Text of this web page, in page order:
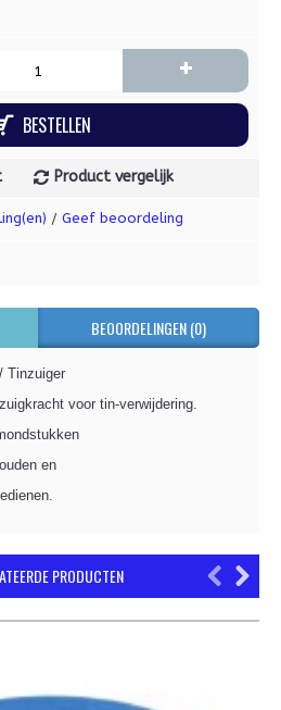
+
BESTELLEN
Product vergelijk
/ Geef beoordeling
BEOORDELINGEN (0)
Tinzuiger
voor tin-verwijdering.
en
PRODUCTEN